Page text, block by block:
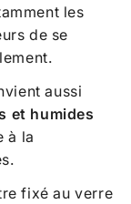
les
de se
aussi
et humides
à la
fixé au verre